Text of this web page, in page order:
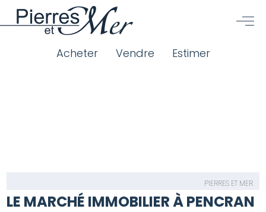
Acheter Vendre Estimer
PIERRES ET MER
LE MARCHÉ IMMOBILIER À PENCRAN